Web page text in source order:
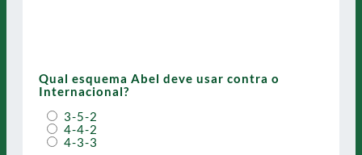
Qual esquema Abel deve usar contra o
Internacional?
3-5-2
4-4-2
4-3-3